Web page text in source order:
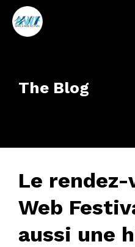
The Blog
Le
Web
aussi une